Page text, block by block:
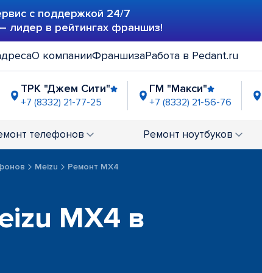
с поддержкой 24/7
лидер в рейтингах франшиз!
О компанииФраншизаРабота в Pedant.ru
ТРК "Джем Сити"
+7 (8332) 21-77-25
ГМ "Макси"
+7 (8332) 21-56-76
+7 (8332) 21-56-68 +7 (8332) 21-10-91
телефонов Ремонт ноутбуков
Meizu Ремонт MX4
MX4 в